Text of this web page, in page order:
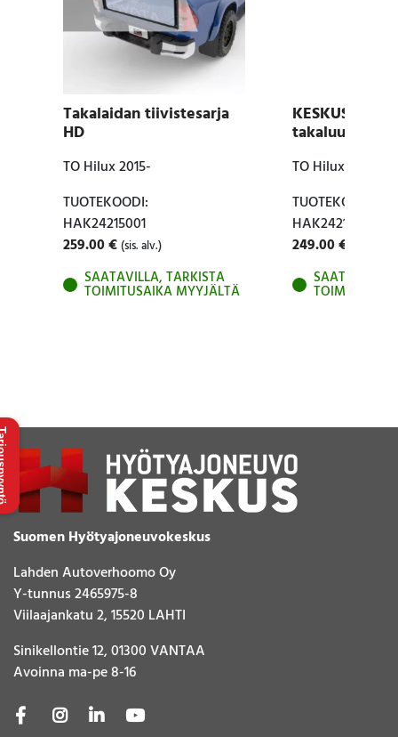
Takalaidan tiivistesarja
HD
TO Hilux 2015-
TUOTEKOODI:
HAK24215001
259.00€ (sis. alv.)
SAATAVILLA, TARKISTA
TOIMITUSAIKA MYYJÄLTÄ
takaluukkuun
TO Hilux 2016-
TUOTEKOODI:
HAK24213001
249.00€
SAATAVILLA,
Suomen Hyötyajoneuvokeskus
Lahden Autoverhoomo Oy
Y-tunnus 2465975-8
Viilaajankatu 2, 15520 LAHTI
Sinikellontie 12, 01300 VANTAA
Avoinna ma-pe 8-16